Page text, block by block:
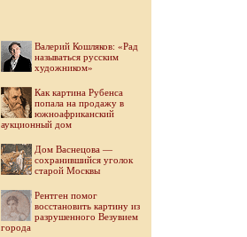
Валерий Кошляков: «Рад
называться русским
художником»
Как картина Рубенса
попала на продажу в
южноафриканский
аукционный дом
Дом Васнецова —
сохранившийся уголок
старой Москвы
Рентген помог
восстановить картину из
разрушенного Везувием
города